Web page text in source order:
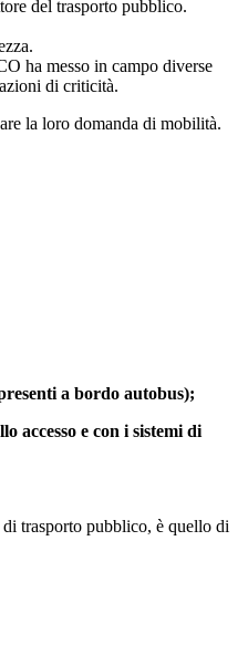
del trasporto pubblico.
ha messo in campo diverse
di criticità.
la loro domanda di mobilità.
a bordo autobus);
accesso e con i sistemi di
trasporto pubblico, è quello di